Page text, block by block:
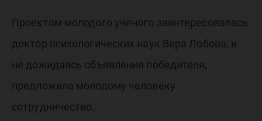
Проектом молодого ученого заинтересовалась
доктор психологических наук Вера Лобова, и
не дожидаясь объявления победителя,
предложила молодому человеку
сотрудничество.